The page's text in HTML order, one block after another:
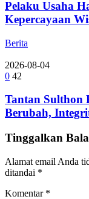
Pelaku Usaha
Kepercayaan
Berita
2026-08-04
0 42
Tantan Sulthon
Berubah,
Tinggalkan
Alamat email Anda
ditandai *
Komentar *